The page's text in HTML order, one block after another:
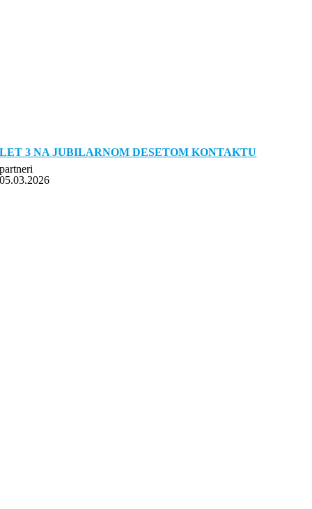
LET 3 NA JUBILARNOM DESETOM KONTAKTU
05.03.2026
partneri